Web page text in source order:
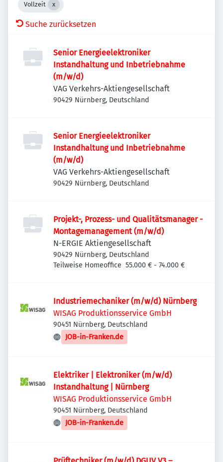
Vollzeit
Suche zurücksetzen
Senior Energieelektroniker
Instandhaltung und Inbetriebnahme
(m/w/d)
VAG Verkehrs-Aktiengesellschaft
90429 Nürnberg, Deutschland
Senior Energieelektroniker
Instandhaltung und Inbetriebnahme
(m/w/d)
VAG Verkehrs-Aktiengesellschaft
90429 Nürnberg, Deutschland
Projekt-, Prozess- und Qualitätsmanager -
Montagemanagement (m/w/d)
N-ERGIE Aktiengesellschaft
90429 Nürnberg, Deutschland
Teilweise Homeoffice 55.000 € - 74.000 €
Industriemechaniker (m/w/d) Nürnberg
WISAG Produktionsservice GmbH
90451 Nürnberg, Deutschland
JOB-in-Franken.de
Elektriker | Elektroniker (m/w/d)
Instandhaltung | Nürnberg
WISAG Produktionsservice GmbH
90451 Nürnberg, Deutschland
JOB-in-Franken.de